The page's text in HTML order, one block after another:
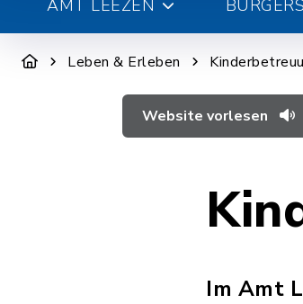
AMT LEEZEN
Leben & Erleben
Website vorlesen
Im Amt